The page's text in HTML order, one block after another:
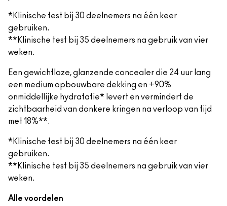
*Klinische test bij 30 deelnemers na één keer
gebruiken.
**Klinische test bij 35 deelnemers na gebruik van vier
weken.
Een gewichtloze, glanzende concealer die 24 uur lang
een medium opbouwbare dekking en +90%
onmiddellijke hydratatie* levert en vermindert de
zichtbaarheid van donkere kringen na verloop van tijd
met 18%**.
*Klinische test bij 30 deelnemers na één keer
gebruiken.
**Klinische test bij 35 deelnemers na gebruik van vier
weken.
Alle voordelen